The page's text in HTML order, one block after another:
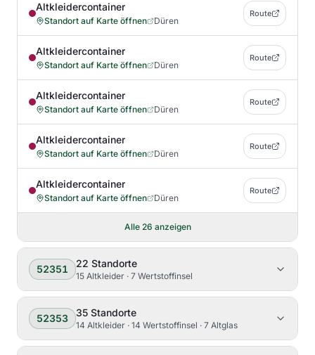
Altkleidercontainer
Standort auf Karte öffnen Düren
Route
Altkleidercontainer
Standort auf Karte öffnen Düren
Route
Altkleidercontainer
Standort auf Karte öffnen Düren
Route
Altkleidercontainer
Standort auf Karte öffnen Düren
Route
Altkleidercontainer
Standort auf Karte öffnen Düren
Route
Alle 26 anzeigen
52351 22 Standorte
15 Altkleider · 7 Wertstoffinsel
52353 35 Standorte
14 Altkleider · 14 Wertstoffinsel · 7 Altglas